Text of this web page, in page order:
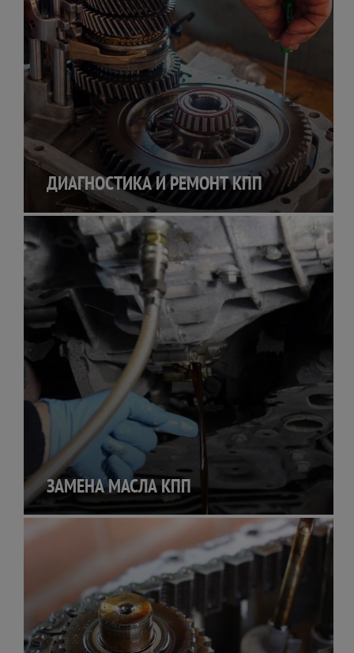
ДИАГНОСТИКА И РЕМОНТ КПП
ЗАМЕНА МАСЛА КПП